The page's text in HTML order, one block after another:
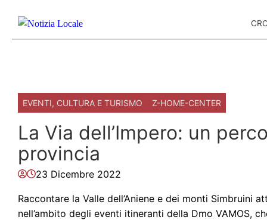
EVENTI, CULTURA E TURISMO Z-HOME-CENTER
La Via dell’Impero: un
provincia
23 Dicembre 2022
Raccontare la Valle dell’Aniene e dei monti Simbruini
nell’ambito degli eventi itineranti della Dmo VAMOS,